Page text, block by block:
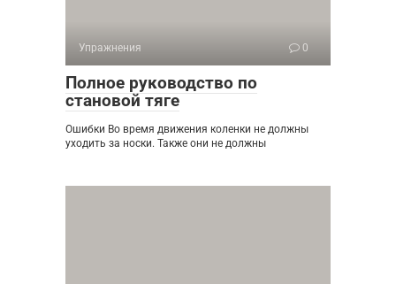
Упражнения 0
Полное руководство по
становой тяге
Ошибки Во время движения коленки не должны
уходить за носки. Также они не должны